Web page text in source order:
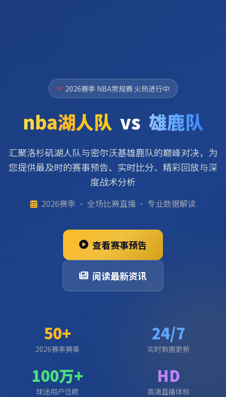
2026赛季 NBA常规赛 火热进行中
nba湖人队 vs 雄鹿队
汇聚洛杉矶湖人队与密尔沃基雄鹿队的巅峰对决，为
您提供最及时的赛事预告、实时比分、精彩回放与深
度战术分析
2026赛季 · 全场比赛直播 · 专业数据解读
查看赛事预告
阅读最新资讯
50+
2026赛季赛事
24/7
实时数据更新
100万+
球迷用户信赖
HD
高清直播体验